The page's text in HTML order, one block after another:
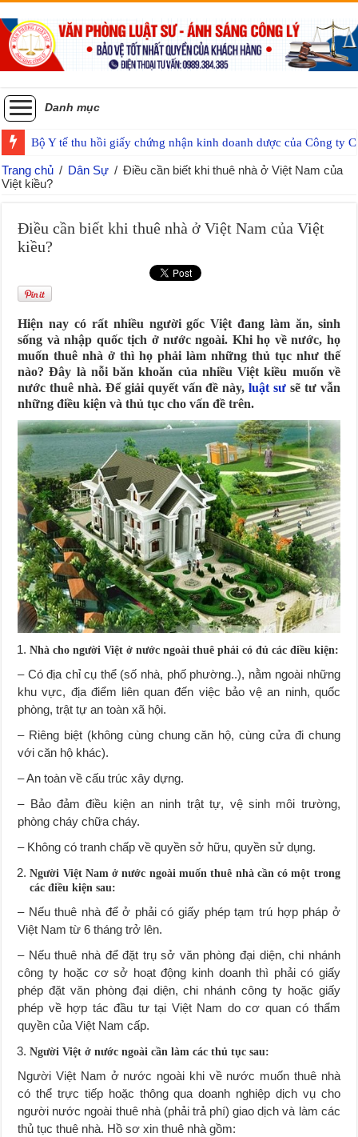
Danh mục
Bộ Y tế thu hồi giấy chứng nhận kinh doanh dược của Công ty
Trang chủ / Dân Sự / Điều cần biết khi thuê nhà ở Việt Nam của
Việt kiều?
Điều cần biết khi thuê nhà ở Việt Nam của Việt
kiều?
Hiện nay có rất nhiều người gốc Việt đang làm ăn, sinh
sống và nhập quốc tịch ở nước ngoài. Khi họ về nước, họ
muốn thuê nhà ở thì họ phải làm những thủ tục như thế
nào? Đây là nỗi băn khoăn của nhiều Việt kiều muốn về
nước thuê nhà. Để giải quyết vấn đề này,luật sư sẽ tư vẫn
những điều kiện và thủ tục cho vấn đề trên.
Nhà cho người Việt ở nước ngoài thuê phải có đủ các điều kiện:
– Có địa chỉ cụ thể (số nhà, phố phường..), nằm ngoài những
khu vực, địa điểm liên quan đến việc bảo vệ an ninh, quốc
phòng, trật tự an toàn xã hội.
– Riêng biệt (không cùng chung căn hộ, cùng cửa đi chung
với căn hộ khác).
– An toàn về cấu trúc xây dựng.
– Bảo đảm điều kiện an ninh trật tự, vệ sinh môi trường,
phòng cháy chữa cháy.
– Không có tranh chấp về quyền sở hữu, quyền sử dụng.
Người Việt Nam ở nước ngoài muốn thuê nhà cần có một trong
các điều kiện sau:
– Nếu thuê nhà để ở phải có giấy phép tạm trú hợp pháp ở
Việt Nam từ 6 tháng trở lên.
– Nếu thuê nhà để đặt trụ sở văn phòng đại diện, chi nhánh
công ty hoặc cơ sở hoạt động kinh doanh thì phải có giấy
phép đặt văn phòng đại diện, chi nhánh công ty hoặc giấy
phép về hợp tác đầu tư tại Việt Nam do cơ quan có thẩm
quyền của Việt Nam cấp.
Người Việt ở nước ngoài cần làm các thủ tục sau:
Người Việt Nam ở nước ngoài khi về nước muốn thuê nhà
có thể trực tiếp hoặc thông qua doanh nghiệp dịch vụ cho
người nước ngoài thuê nhà (phải trả phí) giao dịch và làm các
thủ tục thuê nhà. Hồ sơ xin thuê nhà gồm: